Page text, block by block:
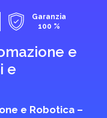
Garanzia
100 %
e
e
e Robotica –